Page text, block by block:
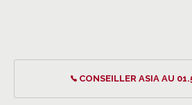
CONSEILLER ASIA AU